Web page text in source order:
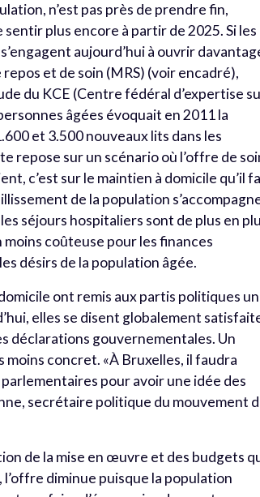
n’est pas près de prendre fin,
plus encore à partir de 2025. Si les
aujourd’hui à ouvrir
et de soin (MRS) (voir encadré),
du KCE (Centre fédéral d’expertise
âgées évoquait en 2011 la
et 3.500 nouveaux lits dans les
repose sur un scénario où l’offre de
c’est sur le maintien à domi­cile qu’il
de la population
séjours hospitaliers sont de plus en
moins coû­teuse pour les finances
désirs de la population âgée.
ont remis aux partis politiques un
elles se disent globalement
déclarations gouver­nementales. Un
moins concret. «À Bruxelles, il faudra
pour avoir une idée des
secrétaire politique du mouvement
de la mise en œuvre et des budgets
diminue puisque la population